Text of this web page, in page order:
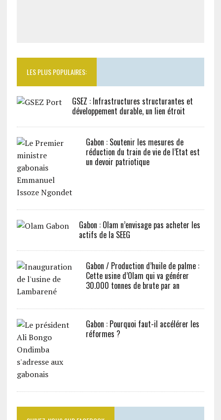
LES PLUS POPULAIRES:
GSEZ : Infrastructures structurantes et
développement durable, un lien étroit
Gabon : Soutenir les mesures de
réduction du train de vie de l’Etat est
un devoir patriotique
Gabon : Olam n’envisage pas acheter les
actifs de la SEEG
Gabon / Production d’huile de palme :
Cette usine d’Olam qui va générer
30.000 tonnes de brute par an
Gabon : Pourquoi faut-il accélérer les
réformes ?